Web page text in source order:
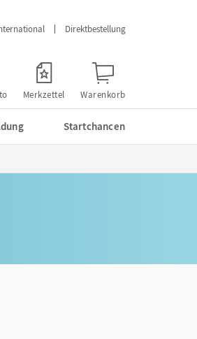
Direktbestellung
Merkzettel Warenkorb
Startchancen